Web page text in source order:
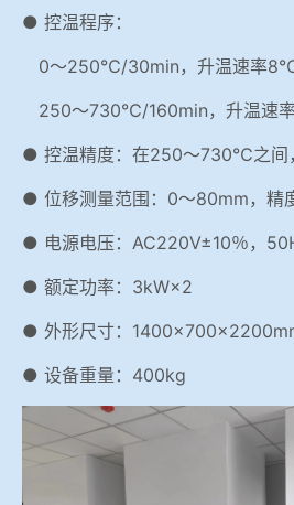
● 控温程序：
0～250℃/30min，升温速率
250～730℃/160min，升温速
● 控温精度：在250～730℃之
● 位移测量范围：0～80mm，精
● 电源电压：AC220V±10％，
● 额定功率：3kW×2
● 外形尺寸：
● 设备重量：400kg